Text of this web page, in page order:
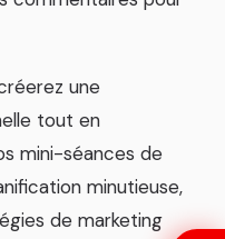
une
tout en
mini-séances de
minutieuse,
de marketing